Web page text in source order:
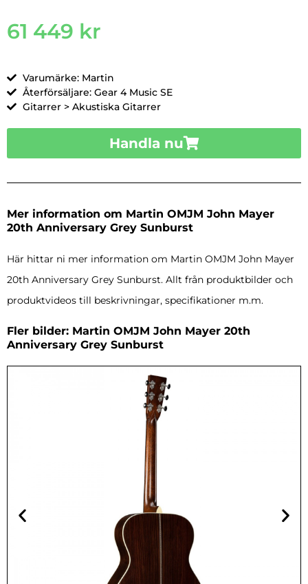
61 449 kr
Varumärke: Martin
Återförsäljare: Gear 4 Music SE
Gitarrer > Akustiska Gitarrer
Handla nu
Mer information om Martin OMJM John Mayer
20th Anniversary Grey Sunburst
Här hittar ni mer information om Martin OMJM John Mayer
20th Anniversary Grey Sunburst. Allt från produktbilder och
produktvideos till beskrivningar, specifikationer m.m.
Fler bilder: Martin OMJM John Mayer 20th
Anniversary Grey Sunburst